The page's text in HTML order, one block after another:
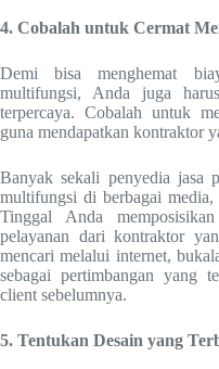
4. Cobalah untuk Cermat
Demi bisa menghemat
multifungsi, Anda juga
terpercaya. Cobalah untuk
guna mendapatkan kontraktor
Banyak sekali penyedia jasa
multifungsi di berbagai
Tinggal Anda
pelayanan dari kontraktor
mencari melalui internet,
sebagai pertimbangan yang
client sebelumnya.
5. Tentukan Desain yang